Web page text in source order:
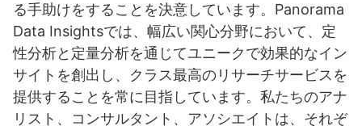
る手助けをすることを決意しています。Panorama
Data Insightsでは、幅広い関心分野において、定
性分析と定量分析を通じてユニークで効果的なイン
サイトを創出し、クラス最高のリサーチサービスを
提供することを常に目指しています。私たちのアナ
リスト、コンサルタント、アソシエイトは、それぞ